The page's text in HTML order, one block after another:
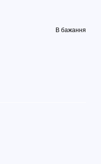
В бажання